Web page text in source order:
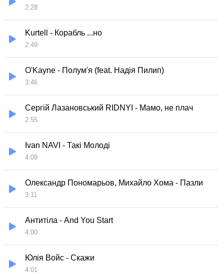
2:28
Kurtell - Корабль ...но
2:49
O'Kayne - Полум'я (feat. Надія Пилип)
3:46
Сергій Лазановський RIDNYI - Мамо, не плач
2:55
Ivan NAVI - Такі Молоді
4:09
Олександр Пономарьов, Михайло Хома - Пазли
3:11
Антитіла - And You Start
4:00
Юлія Войс - Скажи
4:01